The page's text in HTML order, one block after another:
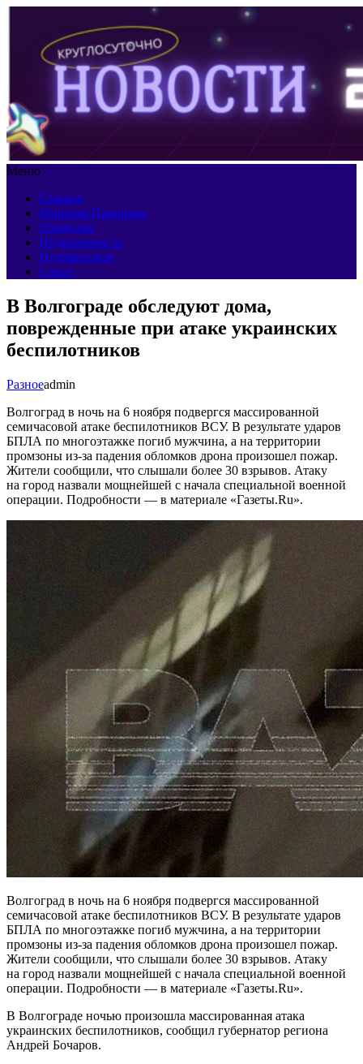
Меню
Главная
Мировая Панорама
Общество
Недвижимость
Путешествия
Спорт
В Волгограде обследуют дома,
поврежденные при атаке украинских
беспилотников
Разноеadmin
Волгоград в ночь на 6 ноября подвергся массированной
семичасовой атаке беспилотников ВСУ. В результате ударов
БПЛА по многоэтажке погиб мужчина, а на территории
промзоны из-за падения обломков дрона произошел пожар.
Жители сообщили, что слышали более 30 взрывов. Атаку
на город назвали мощнейшей с начала специальной военной
операции. Подробности — в материале «Газеты.Ru».
Волгоград в ночь на 6 ноября подвергся массированной
семичасовой атаке беспилотников ВСУ. В результате ударов
БПЛА по многоэтажке погиб мужчина, а на территории
промзоны из-за падения обломков дрона произошел пожар.
Жители сообщили, что слышали более 30 взрывов. Атаку
на город назвали мощнейшей с начала специальной военной
операции. Подробности — в материале «Газеты.Ru».
В Волгограде ночью произошла массированная атака
украинских беспилотников, сообщил губернатор региона
Андрей Бочаров.